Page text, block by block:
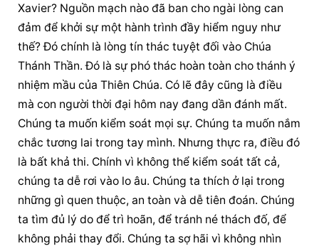
Xavier? Nguồn mạch nào đã ban cho ngài lòng can
đảm để khởi sự một hành trình đầy hiểm nguy như
thế? Đó chính là lòng tín thác tuyệt đối vào Chúa
Thánh Thần. Đó là sự phó thác hoàn toàn cho thánh ý
nhiệm mầu của Thiên Chúa. Có lẽ đây cũng là điều
mà con người thời đại hôm nay đang dần đánh mất.
Chúng ta muốn kiểm soát mọi sự. Chúng ta muốn nắm
chắc tương lai trong tay mình. Nhưng thực ra, điều đó
là bất khả thi. Chính vì không thể kiểm soát tất cả,
chúng ta dễ rơi vào lo âu. Chúng ta thích ở lại trong
những gì quen thuộc, an toàn và dễ tiên đoán. Chúng
ta tìm đủ lý do để trì hoãn, để tránh né thách đố, để
không phải thay đổi. Chúng ta sợ hãi vì không nhìn